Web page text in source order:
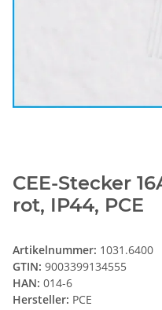
CEE-Stecker
rot, IP44, PCE
Artikelnummer: 1031.6400
GTIN: 9003399134555
HAN: 014-6
Hersteller: PCE